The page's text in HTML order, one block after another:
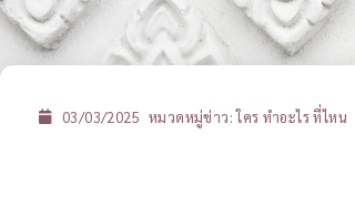
03/03/2025 หมวดหมู่ข่าว:ใคร ทำอะไร ที่ไหน